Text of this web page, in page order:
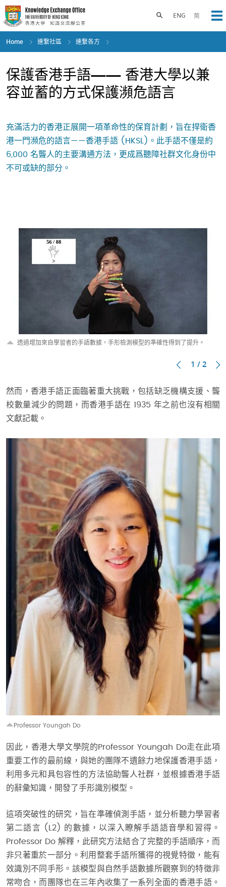
Skip
to
main
content
ENG 简
Toggle search panel
Home 連繫社區 連繫各方
保護香港手語—— 香港大學以兼
容並蓄的方式保護瀕危語言
充滿活力的香港正展開一項革命性的保育計劃，旨在捍衛香
港一門瀕危的語言——香港手語 (HKSL)。此手語不僅是約
6,000 名聾人的主要溝通方法，更成爲聽障社群文化身份中
不可或缺的部分。
透過增加來自學習者的手語數據，手形檢測模型的準確性得到了提升。
1 / 2
然而，香港手語正面臨著重大挑戰，包括缺乏機構支援、聾
校數量減少的問題，而香港手語在 1935 年之前也沒有相關
文獻記載。
Professor Youngah Do
因此，香港大學文學院的Professor Youngah Do走在此項
重要工作的最前線，與她的團隊不遺餘力地保護香港手語，
利用多元和具包容性的方法協助聾人社群，並根據香港手語
的辭彙知識，開發了手形識別模型。
這項突破性的研究，旨在準確偵測手語，並分析聽力學習者
第二語言 (L2) 的數據，以深入瞭解手語語音學和習得。
Professor Do 解釋，此研究方法結合了完整的手語順序，而
非只著重於一部分。利用整套手語所獲得的視覺特徵，能有
效識別不同手形。該模型與自然手語數據所觀察到的特徵非
常吻合，而團隊也在三年內收集了一系列全面的香港手語。